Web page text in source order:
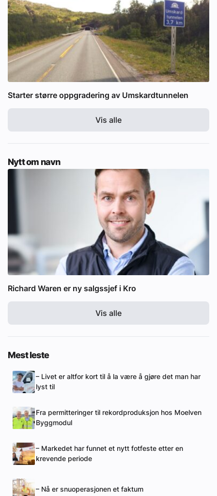
Starter større oppgradering av Umskardtunnelen
Vis alle
Nytt om navn
Richard Waren er ny salgssjef i Kro
Vis alle
Mest leste
– Livet er altfor kort til å la være å gjøre det man har
lyst til
Fra permitteringer til rekordproduksjon hos Moelven
Byggmodul
– Markedet har funnet et nytt fotfeste etter en
krevende periode
– Nå er snuoperasjonen et faktum